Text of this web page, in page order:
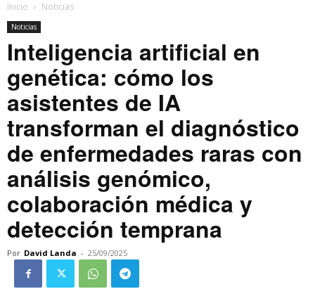
Inicio Noticias
Noticias
Inteligencia artificial en
genética: cómo los
asistentes de IA
transforman el diagnóstico
de enfermedades raras con
análisis genómico,
colaboración médica y
detección temprana
Por David Landa - 25/09/2025